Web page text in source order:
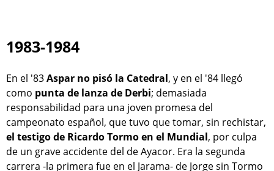
1983-1984
En el '83Aspar no pisó la Catedral, y en el '84 llegó
como punta de lanza de Derbi; demasiada
responsabilidad para una joven promesa del
campeonato español, que tuvo que tomar, sin rechistar,
el testigo de Ricardo Tormo en el Mundial, por culpa
de un grave accidente del de Ayacor. Era la segunda
carrera -la primera fue en el Jarama- de Jorge sin Tormo